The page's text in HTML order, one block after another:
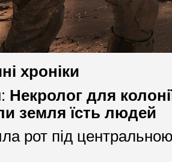
хроніки
Некролог для
земля їсть людей
рот під